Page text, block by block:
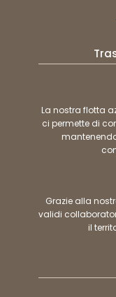
La nostra flotta
ci permette di
Grazie alla
validi
il